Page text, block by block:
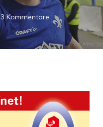
3 Kommentare